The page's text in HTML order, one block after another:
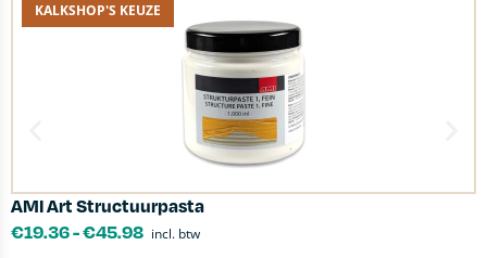
KALKSHOP'S KEUZE
AMI Art Structuurpasta
€19.36-€45.98 incl. btw